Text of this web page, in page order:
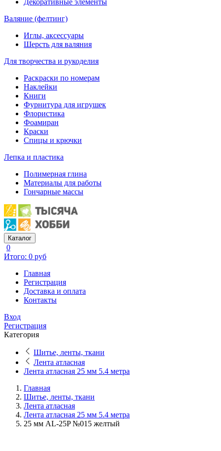
Декоративные элементы
Валяние (фелтинг)
Иглы, аксессуары
Шерсть для валяния
Для творчества и рукоделия
Раскраски по номерам
Наклейки
Книги
Фурнитура для игрушек
Флористика
Фоамиран
Краски
Спицы и крючки
Лепка и пластика
Полимерная глина
Материалы для работы
Гончарные массы
Каталог
0
Итого: 0 руб
Главная
Регистрация
Доставка и оплата
Контакты
Вход
Регистрация
Категория
Шитье, ленты, ткани
Лента атласная
Лента атласная 25 мм 5.4 метра
Главная
Шитье, ленты, ткани
Лента атласная
Лента атласная 25 мм 5.4 метра
25 мм AL-25P №015 желтый